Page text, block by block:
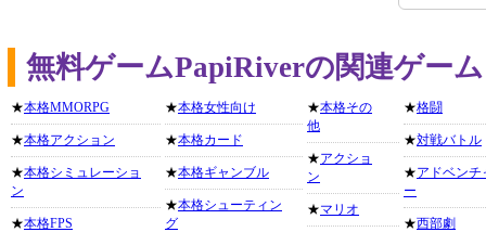
無料ゲームPapiRiverの関連ゲー
★本格MMORPG
★本格アクション
★本格シミュレーショ
ン
★本格FPS
★本格女性向け
★本格カード
★本格ギャンブル
★本格シューティン
グ
★本格その
他
★アクショ
ン
★マリオ
★格闘
★対戦バトル
★アドベンチ
ー
★西部劇